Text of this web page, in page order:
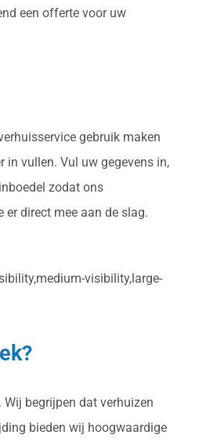
een offerte voor uw
gebruik maken
in vullen. Vul uw gegevens in,
zodat ons
direct mee aan de slag.
visibility,large-
begrijpen dat verhuizen
bieden wij hoogwaardige